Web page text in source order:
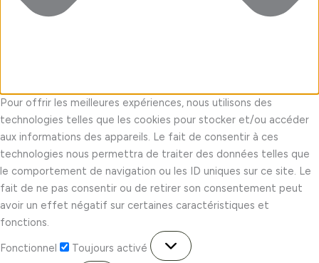
Pour offrir les meilleures expériences, nous utilisons des
technologies telles que les cookies pour stocker et/ou accéder
aux informations des appareils. Le fait de consentir à ces
technologies nous permettra de traiter des données telles que
le comportement de navigation ou les ID uniques sur ce site. Le
fait de ne pas consentir ou de retirer son consentement peut
avoir un effet négatif sur certaines caractéristiques et
fonctions.
Fonctionnel
Toujours activé